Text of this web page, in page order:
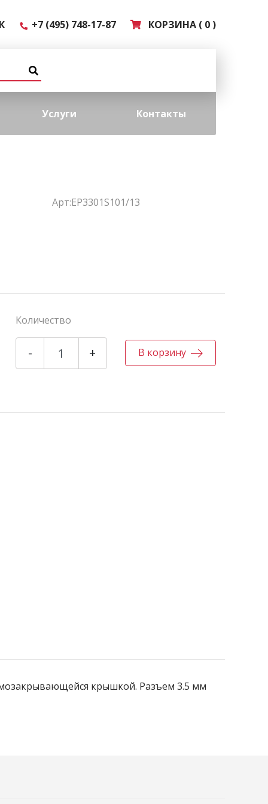
+7 (495) 748-17-87 КОРЗИНА ( 0 )
Услуги Контакты
Арт:EP3301S101/13
Количество
- + В корзину
крышкой. Разъем 3.5 мм